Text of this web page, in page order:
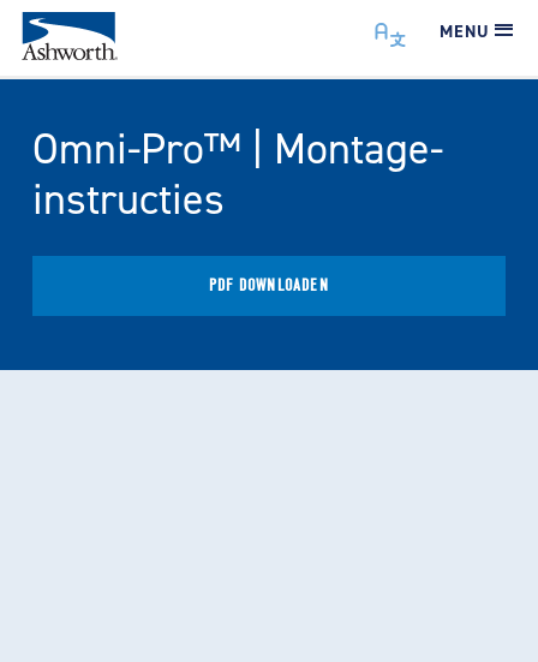
MENU
Omni-Pro™ | Montage-
instructies
PDF DOWNLOADEN